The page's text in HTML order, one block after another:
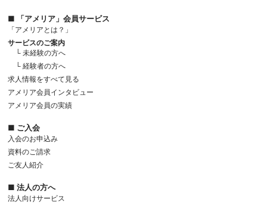
■ 「アメリア」会員サービス
「アメリアとは？」
サービスのご案内
└ 未経験の方へ
└ 経験者の方へ
求人情報をすべて見る
アメリア会員インタビュー
アメリア会員の実績
■ ご入会
入会のお申込み
資料のご請求
ご友人紹介
■ 法人の方へ
法人向けサービス